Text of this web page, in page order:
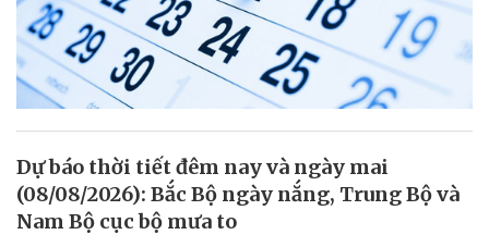
Dự báo thời tiết đêm nay và ngày mai
(08/08/2026): Bắc Bộ ngày nắng, Trung Bộ và
Nam Bộ cục bộ mưa to